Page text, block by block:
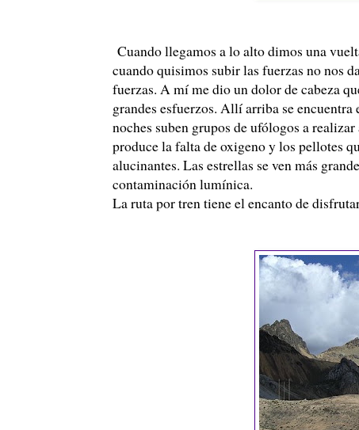
Cuando llegamos a lo alto dimos una
cuando quisimos subir las fuerzas no nos
fuerzas. A mí me dio un dolor de cabeza
grandes esfuerzos. Allí arriba se
noches suben grupos deufólogos a realizar
produce la falta de oxigeno y los pellotes
alucinantes. Las estrellas se ven más
contaminación lumínica.
La ruta por tren tiene el encanto de